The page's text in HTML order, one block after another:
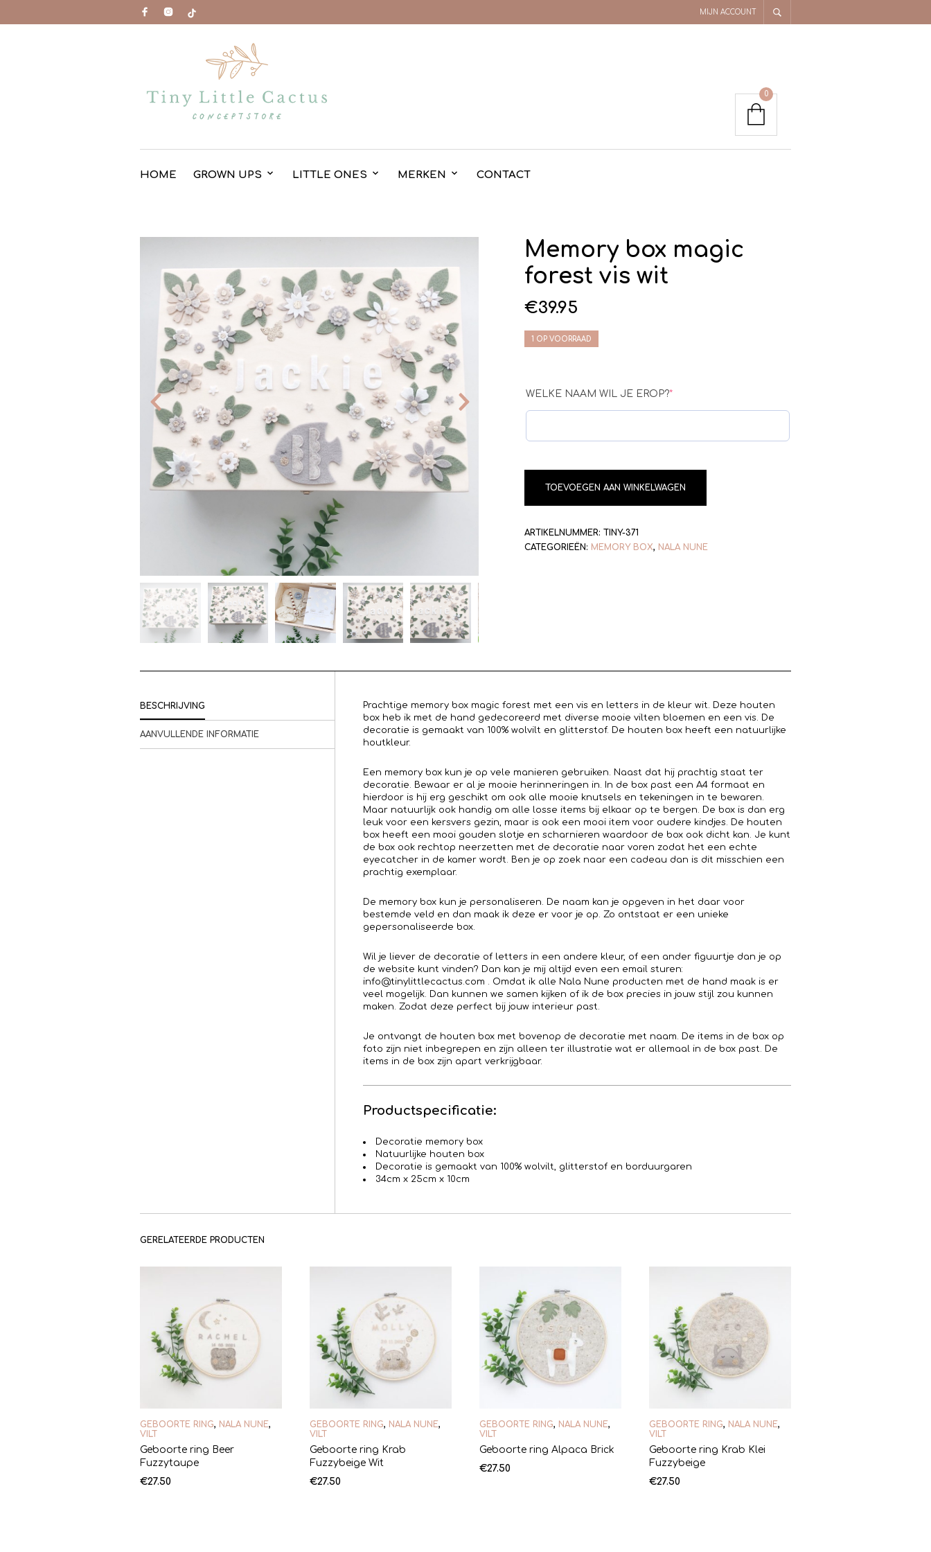
MIJN ACCOUNT
HOME GROWN UPS LITTLE ONES MERKEN CONTACT
0
Memory box magic
forest vis wit
€39.95
1 OP VOORRAAD
WELKE NAAM WIL JE EROP?*
TOEVOEGEN AAN WINKELWAGEN
ARTIKELNUMMER: TINY-371
CATEGORIEËN: MEMORY BOX, NALA NUNE
BESCHRIJVING
AANVULLENDE INFORMATIE
Prachtige memory box magic forest met een vis en letters in de kleur wit. Deze houten
box heb ik met de hand gedecoreerd met diverse mooie vilten bloemen en een vis. De
decoratie is gemaakt van 100% wolvilt en glitterstof. De houten box heeft een natuurlijke
houtkleur.
Een memory box kun je op vele manieren gebruiken. Naast dat hij prachtig staat ter
decoratie. Bewaar er al je mooie herinneringen in. In de box past een A4 formaat en
hierdoor is hij erg geschikt om ook alle mooie knutsels en tekeningen in te bewaren.
Maar natuurlijk ook handig om alle losse items bij elkaar op te bergen. De box is dan erg
leuk voor een kersvers gezin, maar is ook een mooi item voor oudere kindjes. De houten
box heeft een mooi gouden slotje en scharnieren waardoor de box ook dicht kan. Je kunt
de box ook rechtop neerzetten met de decoratie naar voren zodat het een echte
eyecatcher in de kamer wordt. Ben je op zoek naar een cadeau dan is dit misschien een
prachtig exemplaar.
De memory box kun je personaliseren. De naam kan je opgeven in het daar voor
bestemde veld en dan maak ik deze er voor je op. Zo ontstaat er een unieke
gepersonaliseerde box.
Wil je liever de decoratie of letters in een andere kleur, of een ander figuurtje dan je op
de website kunt vinden? Dan kan je mij altijd even een email sturen:
info@tinylittlecactus.com . Omdat ik alle Nala Nune producten met de hand maak is er
veel mogelijk. Dan kunnen we samen kijken of ik de box precies in jouw stijl zou kunnen
maken. Zodat deze perfect bij jouw interieur past.
Je ontvangt de houten box met bovenop de decoratie met naam. De items in de box op
foto zijn niet inbegrepen en zijn alleen ter illustratie wat er allemaal in de box past. De
items in de box zijn apart verkrijgbaar.
Productspecificatie:
Decoratie memory box
Natuurlijke houten box
Decoratie is gemaakt van 100% wolvilt, glitterstof en borduurgaren
34cm x 25cm x 10cm
GERELATEERDE PRODUCTEN
GEBOORTE RING, NALA NUNE,
VILT
Geboorte ring Beer
Fuzzytaupe
€27.50
GEBOORTE RING, NALA NUNE,
VILT
Geboorte ring Krab
Fuzzybeige Wit
€27.50
GEBOORTE RING, NALA NUNE,
VILT
Geboorte ring Alpaca Brick
€27.50
GEBOORTE RING, NALA NUNE,
VILT
Geboorte ring Krab Klei
Fuzzybeige
€27.50